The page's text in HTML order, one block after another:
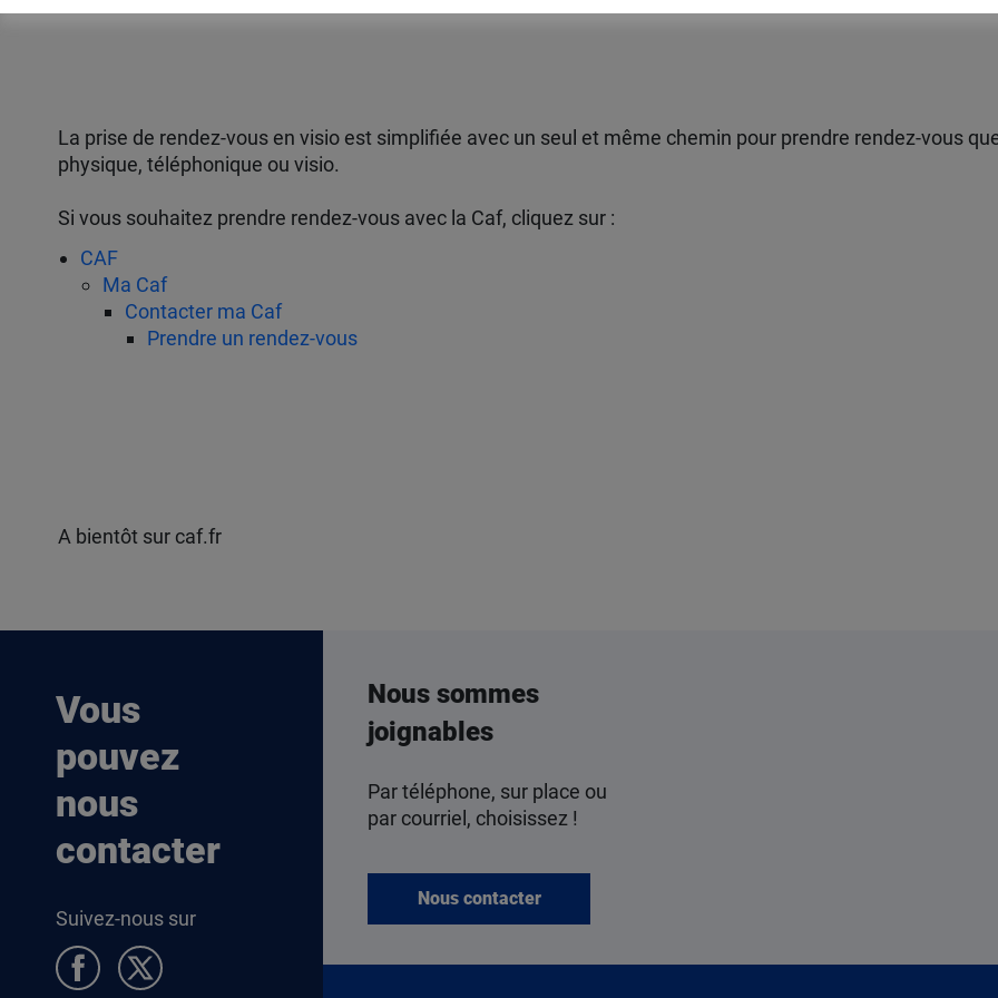
La prise de rendez-vous en visio est simplifiée avec un seul et même chemin pour prendre rendez-vous
physique, téléphonique ou visio.
Si vous souhaitez prendre rendez-vous avec la Caf, cliquez sur :
CAF
Ma Caf
Contacter ma Caf
Prendre un rendez-vous
A bientôt sur caf.fr
Vous
pouvez
nous
contacter
Suivez-nous sur
Nous sommes
joignables
Par téléphone, sur place ou
par courriel, choisissez !
Nous contacter